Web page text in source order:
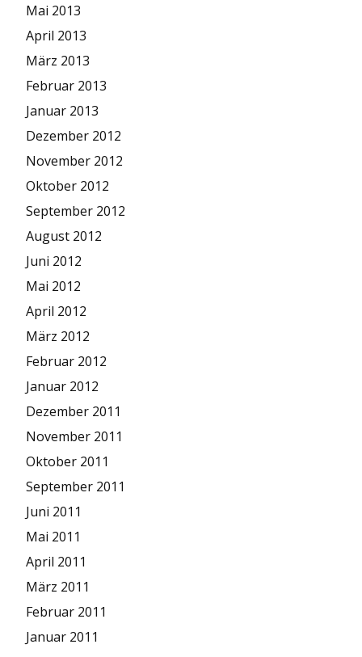
Mai 2013
April 2013
März 2013
Februar 2013
Januar 2013
Dezember 2012
November 2012
Oktober 2012
September 2012
August 2012
Juni 2012
Mai 2012
April 2012
März 2012
Februar 2012
Januar 2012
Dezember 2011
November 2011
Oktober 2011
September 2011
Juni 2011
Mai 2011
April 2011
März 2011
Februar 2011
Januar 2011